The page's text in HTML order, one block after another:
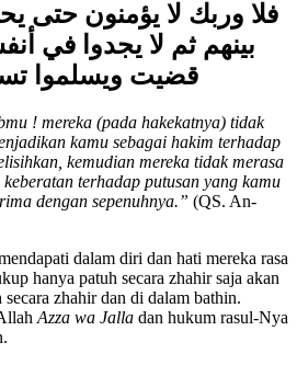
فلا وربك لا يؤمنون حتى
بينهم ثم لا يجدوا في
قضيت ويسلموا
! mereka (pada hakekatnya) tidak
kamu sebagai hakim terhadap
kemudian mereka tidak merasa
terhadap putusan yang kamu
dengan sepenuhnya.
dalam diri dan hati mereka rasa
hanya patuh secara zhahir saja akan
zhahir dan di dalam bathin.